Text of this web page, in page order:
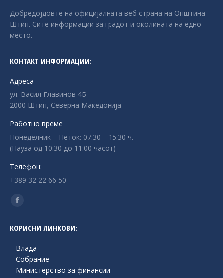
Добредојдовте на официјалната веб страна на Општина
Штип. Сите информации за градот и околината на едно
место.
КОНТАКТ ИНФОРМАЦИИ:
Адреса
ул. Васил Главинов 4Б
2000 Штип, Северна Македонија
Работно време
Понеделник – Петок: 07:30 – 15:30 ч.
(Пауза од 10:30 до 11:00 часот)
Телефон:
+389 32 22 66 50
Find us on:
Facebook
opens
in
new
window
КОРИСНИ ЛИНКОВИ:
– Влада
– Собрание
– Министерство за финансии